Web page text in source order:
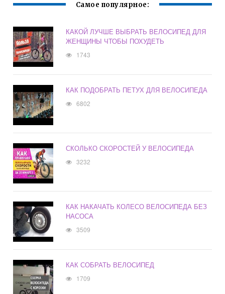
Самое популярное:
КАКОЙ ЛУЧШЕ ВЫБРАТЬ ВЕЛОСИПЕД ДЛЯ
ЖЕНЩИНЫ ЧТОБЫ ПОХУДЕТЬ
1743
КАК ПОДОБРАТЬ ПЕТУХ ДЛЯ ВЕЛОСИПЕДА
6802
СКОЛЬКО СКОРОСТЕЙ У ВЕЛОСИПЕДА
3232
КАК НАКАЧАТЬ КОЛЕСО ВЕЛОСИПЕДА БЕЗ
НАСОСА
3509
КАК СОБРАТЬ ВЕЛОСИПЕД
1709